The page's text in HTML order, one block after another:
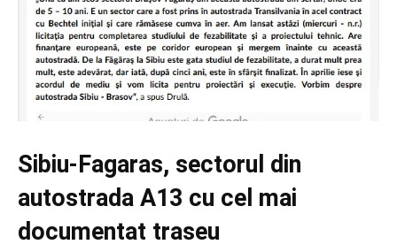
Sibiu-Fagaras, sectorul din
autostrada A13 cu cel mai
documentat traseu